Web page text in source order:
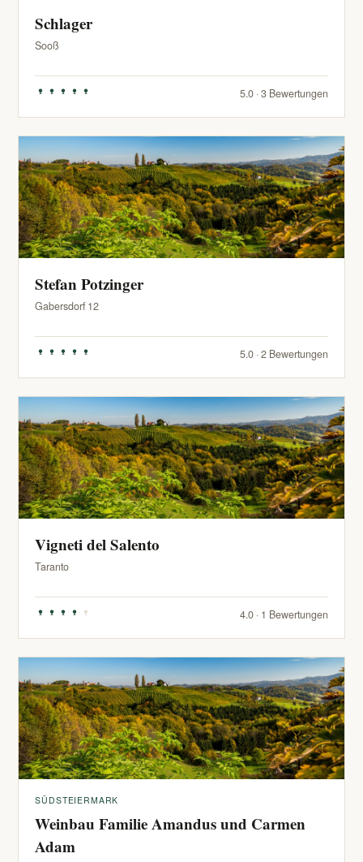
Schlager
Sooß
5.0 · 3 Bewertungen
Stefan Potzinger
Gabersdorf 12
5.0 · 2 Bewertungen
Vigneti del Salento
Taranto
4.0 · 1 Bewertungen
SÜDSTEIERMARK
Weinbau Familie Amandus und Carmen
Adam